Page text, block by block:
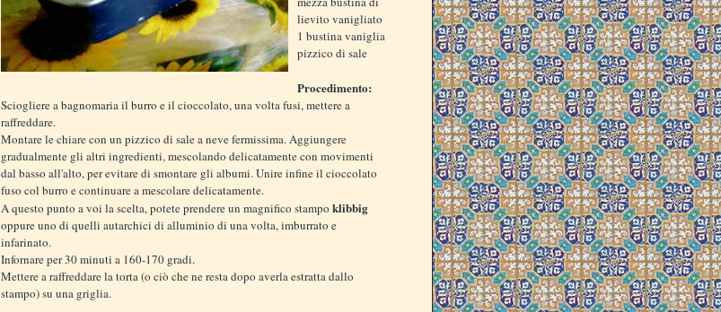
lievito vanigliato
1 bustina vaniglia
pizzico di sale
Procedimento:
Sciogliere a bagnomaria il burro e il cioccolato, una volta fusi, mettere a
raffreddare.
Montare le chiare con un pizzico di sale a neve fermissima. Aggiungere
gradualmente gli altri ingredienti, mescolando delicatamente con movimenti
dal basso all'alto, per evitare di smontare gli albumi. Unire infine il cioccolato
fuso col burro e continuare a mescolare delicatamente.
A questo punto a voi la scelta, potete prendere un magnifico stampo klibbig
oppure uno di quelli autarchici di alluminio di una volta, imburrato e
infarinato.
Infornare per 30 minuti a 160-170 gradi.
Mettere a raffreddare la torta (o ciò che ne resta dopo averla estratta dallo
stampo) su una griglia.